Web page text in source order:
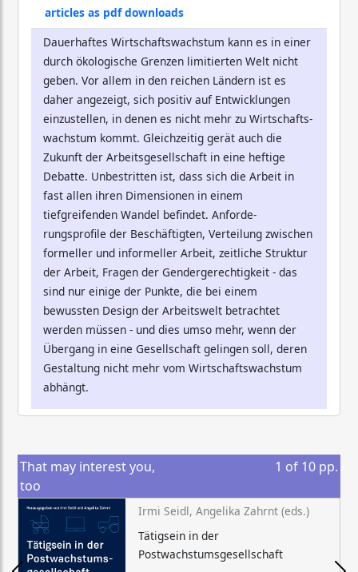
articles as pdf downloads
Dauer­haftes Wirtschaftswachs­tum kann es in einer
durch ökologische Grenzen limi­tier­ten Welt nicht
geben. Vor allem in den reichen Ländern ist es
daher angezeigt, sich positiv auf Ent­wicklungen
einzustellen, in denen es nicht mehr zu Wirtschafts­
wachstum kommt. Gleichzeitig gerät auch die
Zukunft der Arbeitsgesellschaft in eine heftige
Debatte. Unbestritten ist, dass sich die Arbeit in
fast allen ihren Dimensionen in einem
tiefgreifenden Wandel befindet. Anforde­
rungsprofile der Beschäftigten, Verteilung zwischen
formeller und in­formeller Arbeit, zeitliche Struktur
der Arbeit, Fragen der Gendergerech­tigkeit - das
sind nur einige der Punkte, die bei einem
bewussten Design der Arbeitswelt betrachtet
werden müssen - und dies umso mehr, wenn der
Übergang in eine Gesellschaft gelingen soll, deren
Gestaltung nicht mehr vom Wirtschaftswachstum
abhängt.
That may interest you,
too
1 of 10 pp.
Irmi Seidl, Angelika Zahrnt (eds.)
Tätigsein in der
Postwachstumsgesellschaft